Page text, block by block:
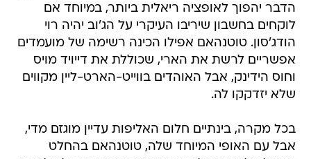
הדבר יהפוך לאופציה ריאלית ביותר, במיוחד אם
לוקחים בחשבון שיריבו העיקרי על הג'וב יהיה רוי
הודג'סון. טוטנהאם אפילו הכינה רשימה של מועמדים
אפשריים לרשת את הארי, שכוללת את דייויד מויס
וחוס הידינק, אבל האוהדים בווייט-הארט-ליין מקווים
שלא יזדקקו לה.
בכל מקרה, בינתיים חלום האליפות עדיין מוגזם מדי,
אבל עם האופי המיוחד שלה, טוטנהאם בהחלט